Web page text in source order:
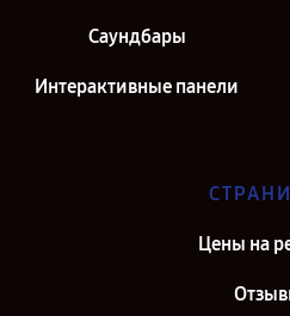
Саундбары
Интерактивные панели
Цены на